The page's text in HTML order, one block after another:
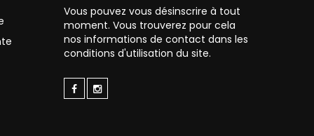
Vous pouvez vous désinscrire à tout
moment. Vous trouverez pour cela
nos informations de contact dans les
conditions d'utilisation du site.